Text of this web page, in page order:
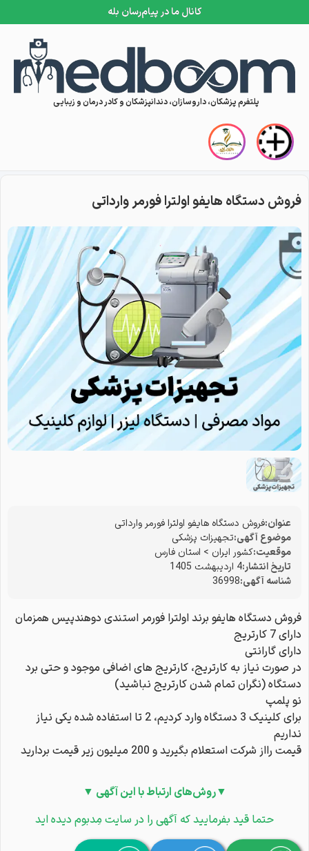
کانال ما در پیام‌رسان بله
Skip to content
پلتفرم پزشکان، داروسازان، دندانپزشکان و کادر درمان و زیبایی
فروش دستگاه هایفو اولترا فورمر وارداتی
عنوان:فروش دستگاه هایفو اولترا فورمر وارداتی
موضوع آگهی:تجهیزات پزشکی
موقعیت:کشور ایران > استان فارس
تاریخ انتشار:4 اردیبهشت 1405
شناسه آگهی:36998
فروش دستگاه هایفو برند اولترا فورمر استندی دوهندپیس همزمان
دارای 7 کارتریج
دارای گارانتی
در صورت نیاز به کارتریج، کارتریج های اضافی موجود و حتی برد
دستگاه (نگران تمام شدن کارتریج نباشید)
نو پلمپ
برای کلینیک 3 دستگاه وارد کردیم، 2 تا استفاده شده یکی نیاز
نداریم
قیمت رااز شرکت استعلام بگیرید و 200 میلیون زیر قیمت بردارید
▼روش‌های ارتباط با این آگهی ▼
حتما قید بفرمایید که آگهی را در سایت مِدبوم دیده اید